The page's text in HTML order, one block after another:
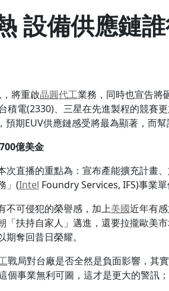
設備供應鏈
將重啟晶圓代工業務，同時也宣告將
積電(2330)、三星在先進製程的競賽
預期EUV供應鏈感受將最為顯著，而
億美金
次直播的重點為：宣布產能擴充計畫
」(Intel Foundry Services, IFS)事業
不可侵犯的榮譽感，加上美國近年有
「扶持自家人」邁進，還要拉攏歐美
奪回昔日榮耀。
戰局對台廠是否全然是負面影響，其
個事業無利可圖，這才是更大的警訊